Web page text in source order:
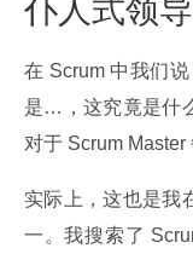
在 Scrum 中我们
是…，这究竟是什
对于 Scrum Master
实际上，这也是我
一。我搜索了